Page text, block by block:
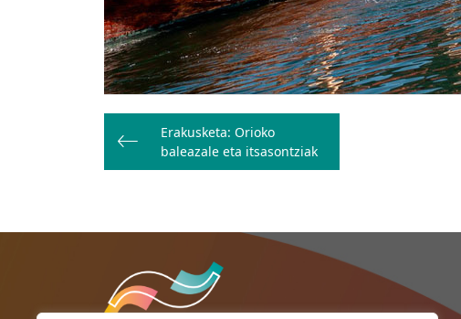
Bidalketetan
zehar
nabigatu
Erakusketa: Orioko
baleazale eta itsasontziak